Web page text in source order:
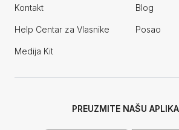
Kontakt Blog
Help Centar za Vlasnike Posao
Medija Kit
PREUZMITE NAŠU